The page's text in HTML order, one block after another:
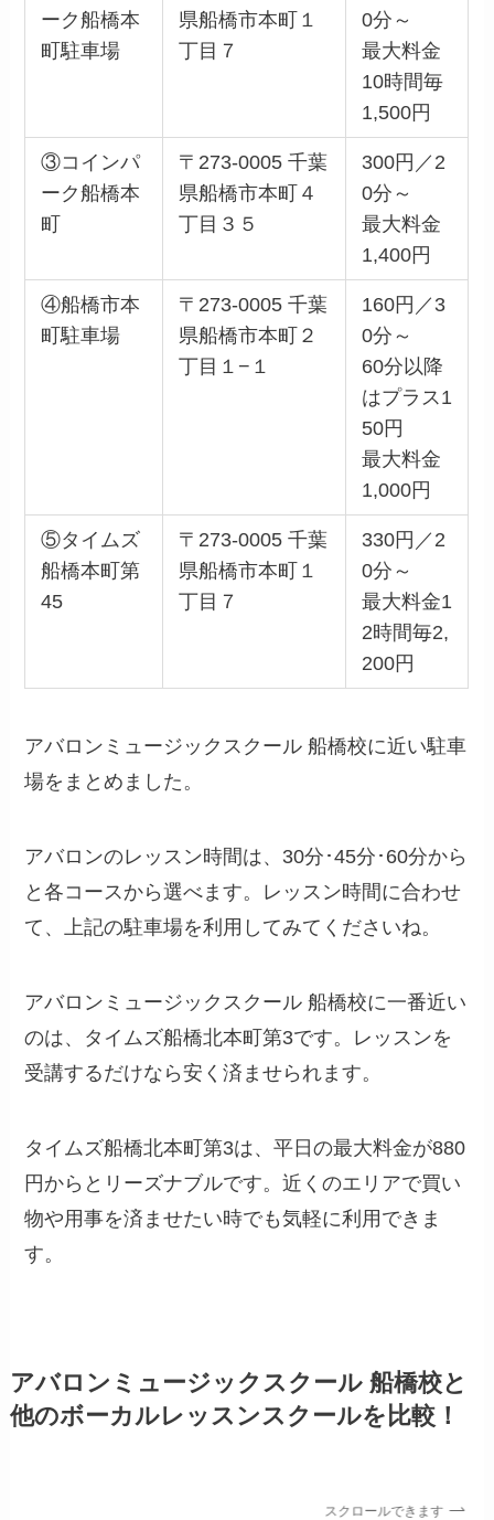
ーク船橋本
町駐車場
県船橋市本町１
丁目７
0分～
最大料金
10時間毎
1,500円
③コインパ
ーク船橋本
町
〒273-0005 千葉
県船橋市本町４
丁目３５
300円／2
0分～
最大料金
1,400円
④船橋市本
町駐車場
〒273-0005 千葉
県船橋市本町２
丁目１−１
160円／3
0分～
60分以降
はプラス1
50円
最大料金
1,000円
⑤タイムズ
船橋本町第
45
〒273-0005 千葉
県船橋市本町１
丁目７
330円／2
0分～
最大料金1
2時間毎2,
200円
アバロンミュージックスクール 船橋校に近い駐車
場をまとめました。
アバロンのレッスン時間は、30分･45分･60分から
と各コースから選べます。レッスン時間に合わせ
て、上記の駐車場を利用してみてくださいね。
アバロンミュージックスクール 船橋校に一番近い
のは、タイムズ船橋北本町第3です。レッスンを
受講するだけなら安く済ませられます。
タイムズ船橋北本町第3は、平日の最大料金が880
円からとリーズナブルです。近くのエリアで買い
物や用事を済ませたい時でも気軽に利用できま
す。
アバロンミュージックスクール 船橋校と
他のボーカルレッスンスクールを比較！
スクロールできます